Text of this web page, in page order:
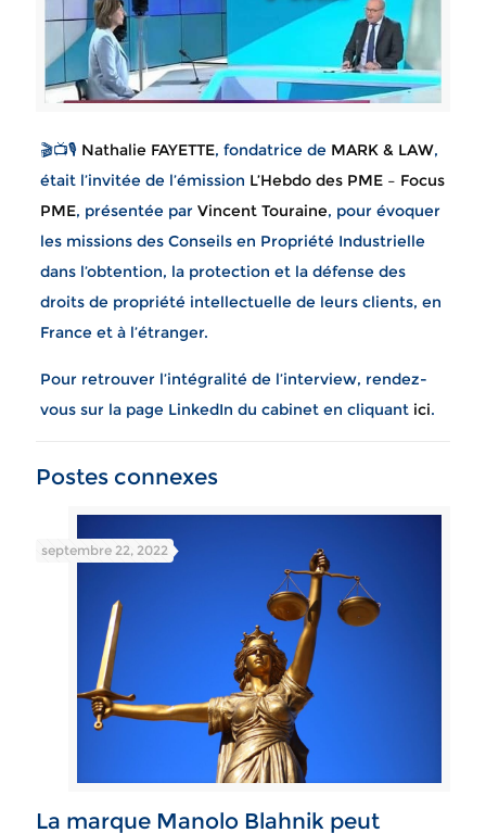
🎬📺🎙 Nathalie FAYETTE, fondatrice de MARK & LAW,
était l’invitée de l’émission L’Hebdo des PME – Focus
PME, présentée par Vincent Touraine, pour évoquer
les missions des Conseils en Propriété Industrielle
dans l’obtention, la protection et la défense des
droits de propriété intellectuelle de leurs clients, en
France et à l’étranger.
Pour retrouver l’intégralité de l’interview, rendez-
vous sur la page LinkedIn du cabinet en cliquant ici.
Postes connexes
septembre 22, 2022
La marque Manolo Blahnik peut